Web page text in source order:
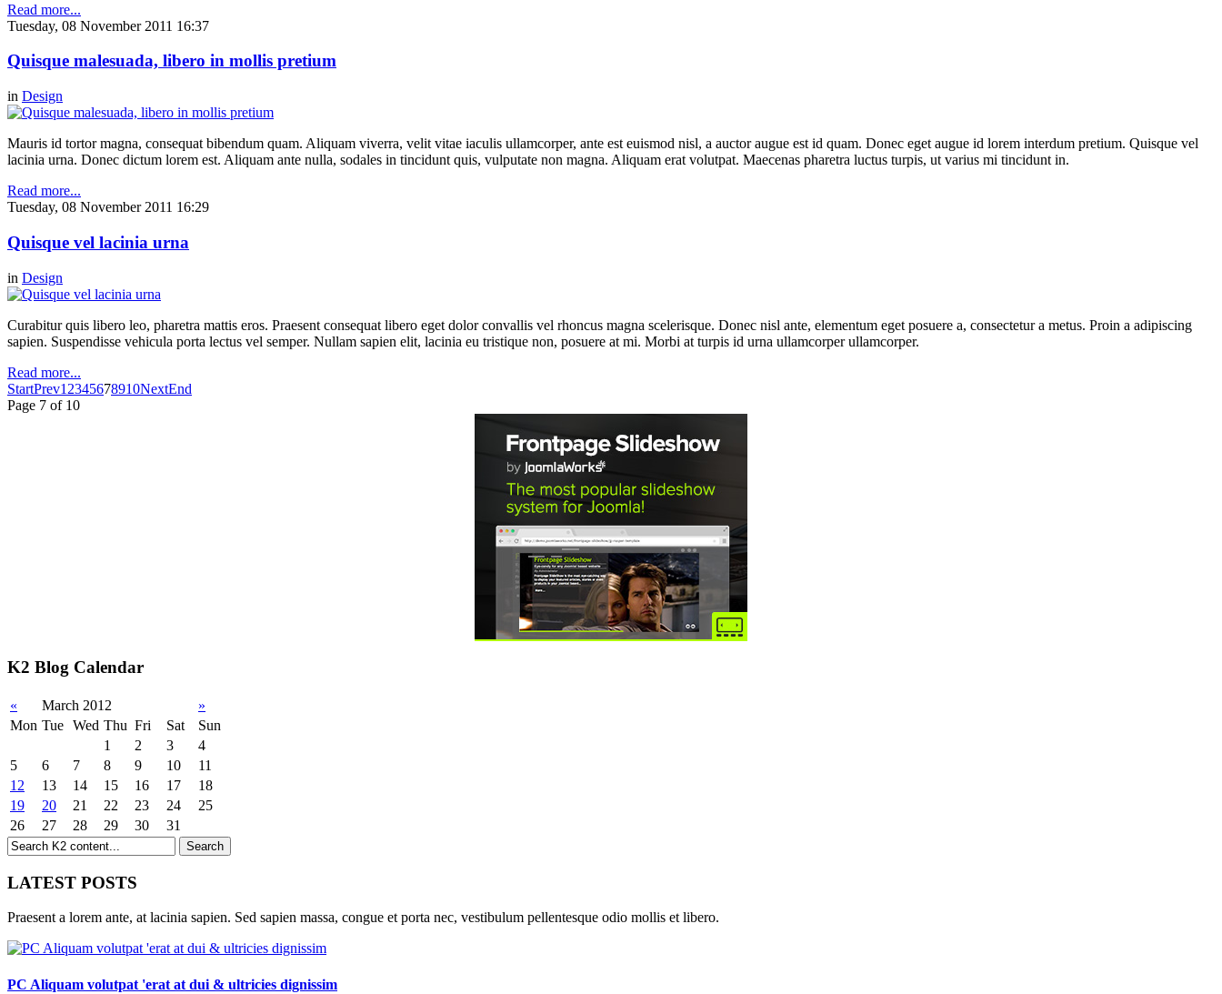
Read more...
Tuesday, 08 November 2011 16:37
Quisque malesuada, libero in mollis pretium
in Design
Mauris id tortor magna, consequat bibendum quam. Aliquam viverra, velit vitae iaculis ullamcorper, ante est euismod nisl, a auctor augue est id quam. Donec eget augue id lorem interdum pretium. Quisque vel
lacinia urna. Donec dictum lorem est. Aliquam ante nulla, sodales in tincidunt quis, vulputate non magna. Aliquam erat volutpat. Maecenas pharetra luctus turpis, ut varius mi tincidunt in.
Read more...
Tuesday, 08 November 2011 16:29
Quisque vel lacinia urna
in Design
Curabitur quis libero leo, pharetra mattis eros. Praesent consequat libero eget dolor convallis vel rhoncus magna scelerisque. Donec nisl ante, elementum eget posuere a, consectetur a metus. Proin a adipiscing
sapien. Suspendisse vehicula porta lectus vel semper. Nullam sapien elit, lacinia eu tristique non, posuere at mi. Morbi at turpis id urna ullamcorper ullamcorper.
Read more...
StartPrev1 2345678910NextEnd
Page 7 of 10
K2 Blog Calendar
« March 2012
»
Mon Tue Wed Thu Fri Sat
Sun
1
2 3
4
5
6 7 8 9 10
11
12
13 14 15 16 17
18
19
20 21 22 23 24
25
26
27 28 29 30 31
LATEST POSTS
Praesent a lorem ante, at lacinia sapien. Sed sapien massa, congue et porta nec, vestibulum pellentesque odio mollis et libero.
PC Aliquam volutpat 'erat at dui & ultricies dignissim